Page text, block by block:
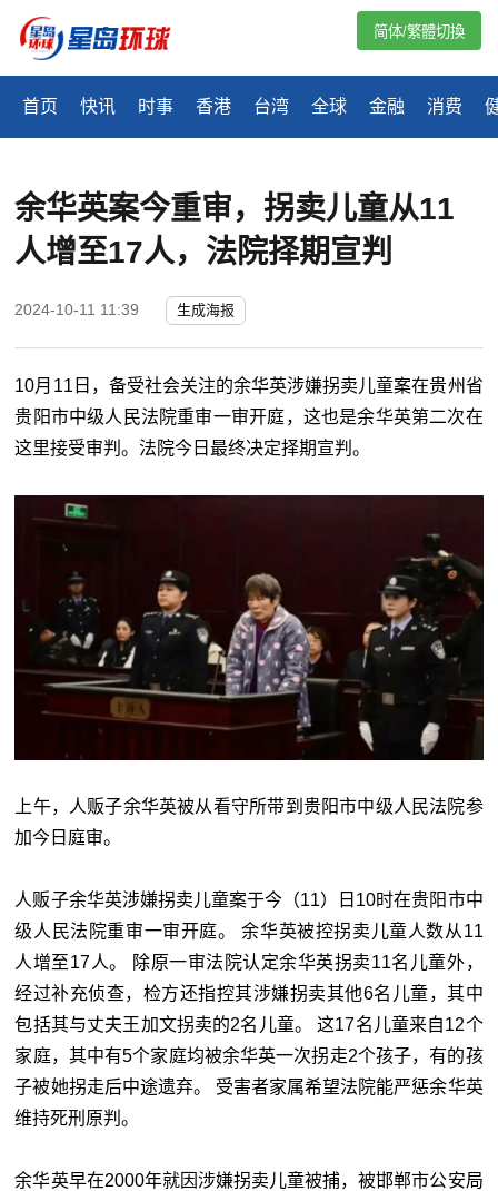
首页 快讯 时事 香港 台湾 全球 金融 消费
简体/繁體切換
余华英案今重审，拐卖儿童从11
人增至17人，法院择期宣判
2024-10-11 11:39 生成海报
10月11日，备受社会关注的余华英涉嫌拐卖儿童案在贵州省
贵阳市中级人民法院重审一审开庭，这也是余华英第二次在
这里接受审判。法院今日最终决定择期宣判。
上午，人贩子余华英被从看守所带到贵阳市中级人民法院参
加今日庭审。
人贩子余华英涉嫌拐卖儿童案于今（11）日10时在贵阳市中
级人民法院重审一审开庭。 余华英被控拐卖儿童人数从11
人增至17人。 除原一审法院认定余华英拐卖11名儿童外，
经过补充侦查，检方还指控其涉嫌拐卖其他6名儿童，其中
包括其与丈夫王加文拐卖的2名儿童。 这17名儿童来自12个
家庭，其中有5个家庭均被余华英一次拐走2个孩子，有的孩
子被她拐走后中途遗弃。 受害者家属希望法院能严惩余华英
维持死刑原判。
余华英早在2000年就因涉嫌拐卖儿童被捕，被邯郸市公安局